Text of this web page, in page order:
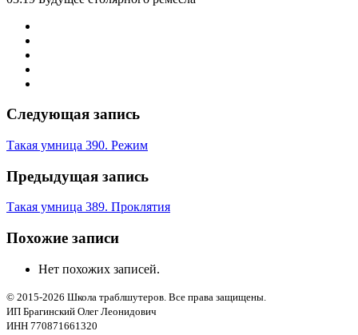
Следующая запись
Такая умница 390. Режим
Предыдущая запись
Такая умница 389. Проклятия
Похожие записи
Нет похожих записей.
© 2015-2026 Школа траблшутеров. Все права защищены.
ИП Брагинский Олег Леонидович
ИНН 770871661320